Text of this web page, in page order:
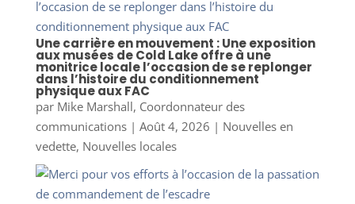
Une carrière en mouvement : Une exposition
aux musées de Cold Lake offre à une
monitrice locale l’occasion de se replonger
dans l’histoire du conditionnement
physique aux FAC
par Mike Marshall, Coordonnateur des
communications| Août 4, 2026 | Nouvelles en
vedette, Nouvelles locales